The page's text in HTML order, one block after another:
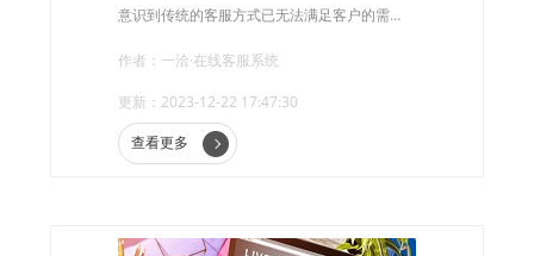
意识到传统的客服方式已无法满足客户的需
作者：一洽·在线客服系统
更新：2023-12-22 17:47:30
查看更多